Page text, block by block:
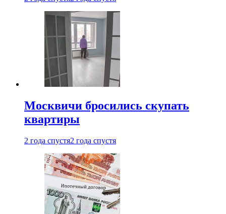
Москвичи бросились скупать
квартиры
2 года спустя2 года спустя